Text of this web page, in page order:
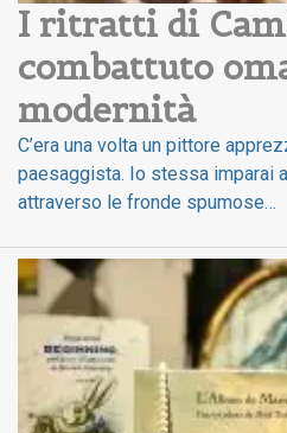
I ritratti di
combattuto
modernità
C’era una volta un pittore
paesaggista. Io stessa imparai
attraverso le fronde spumose…